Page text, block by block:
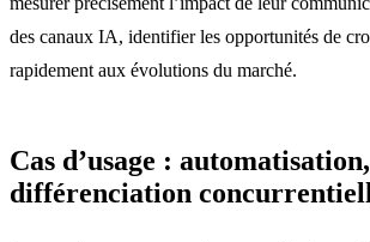
des canaux IA, identifier les opportunités de
rapidement aux évolutions du marché.
Cas d’usage :
différenciation